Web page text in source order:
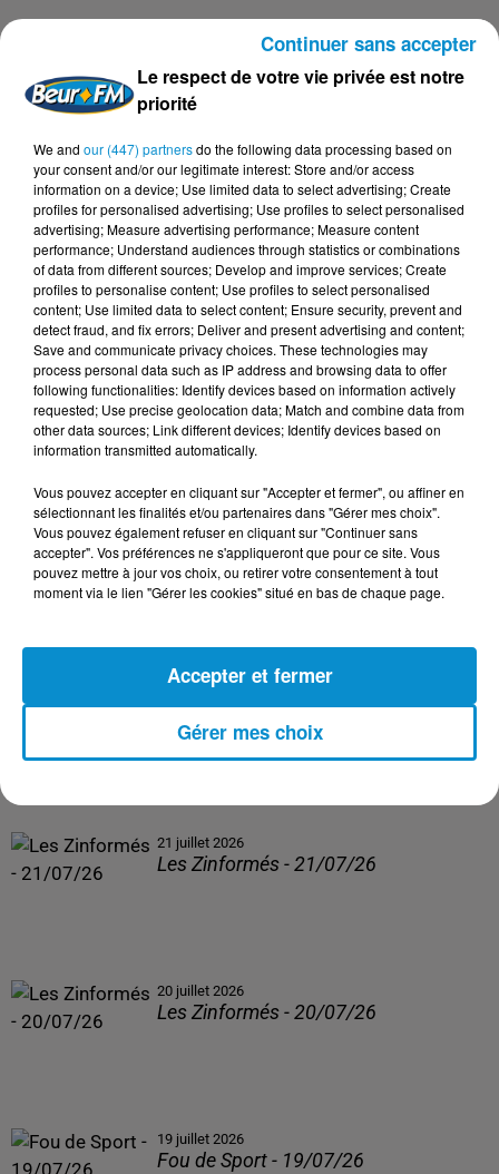
DERNIERS PODCASTS
24 juillet 2026
Les Zinformés - 24/07/26
23 juillet 2026
Les Zinformés - 23/07/26
21 juillet 2026
Les Zinformés - 21/07/26
20 juillet 2026
Les Zinformés - 20/07/26
19 juillet 2026
Fou de Sport - 19/07/26
Le respect de votre vie privée est notre
priorité
We and our (447) partnersdo the following data processing based on
your consent and/or our legitimate interest: Store and/or access
information on a device; Use limited data to select advertising; Create
profiles for personalised advertising; Use profiles to select personalised
advertising; Measure advertising performance; Measure content
performance; Understand audiences through statistics or combinations
of data from different sources; Develop and improve services; Create
profiles to personalise content; Use profiles to select personalised
content; Use limited data to select content; Ensure security, prevent and
detect fraud, and fix errors; Deliver and present advertising and content;
Save and communicate privacy choices. These technologies may
process personal data such as IP address and browsing data to offer
following functionalities: Identify devices based on information actively
requested; Use precise geolocation data; Match and combine data from
other data sources; Link different devices; Identify devices based on
information transmitted automatically.
Vous pouvez accepter en cliquant sur "Accepter et fermer", ou affiner en
sélectionnant les finalités et/ou partenaires dans "Gérer mes choix".
Vous pouvez également refuser en cliquant sur "Continuer sans
accepter". Vos préférences ne s'appliqueront que pour ce site. Vous
pouvez mettre à jour vos choix, ou retirer votre consentement à tout
moment via le lien "Gérer les cookies" situé en bas de chaque page.
Gérer mes choix
Accepter et fermer
Continuer sans accepter